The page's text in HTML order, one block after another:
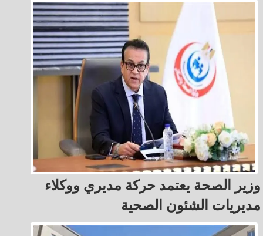
وزير الصحة يعتمد حركة مديري ووكلاء
مديريات الشئون الصحية